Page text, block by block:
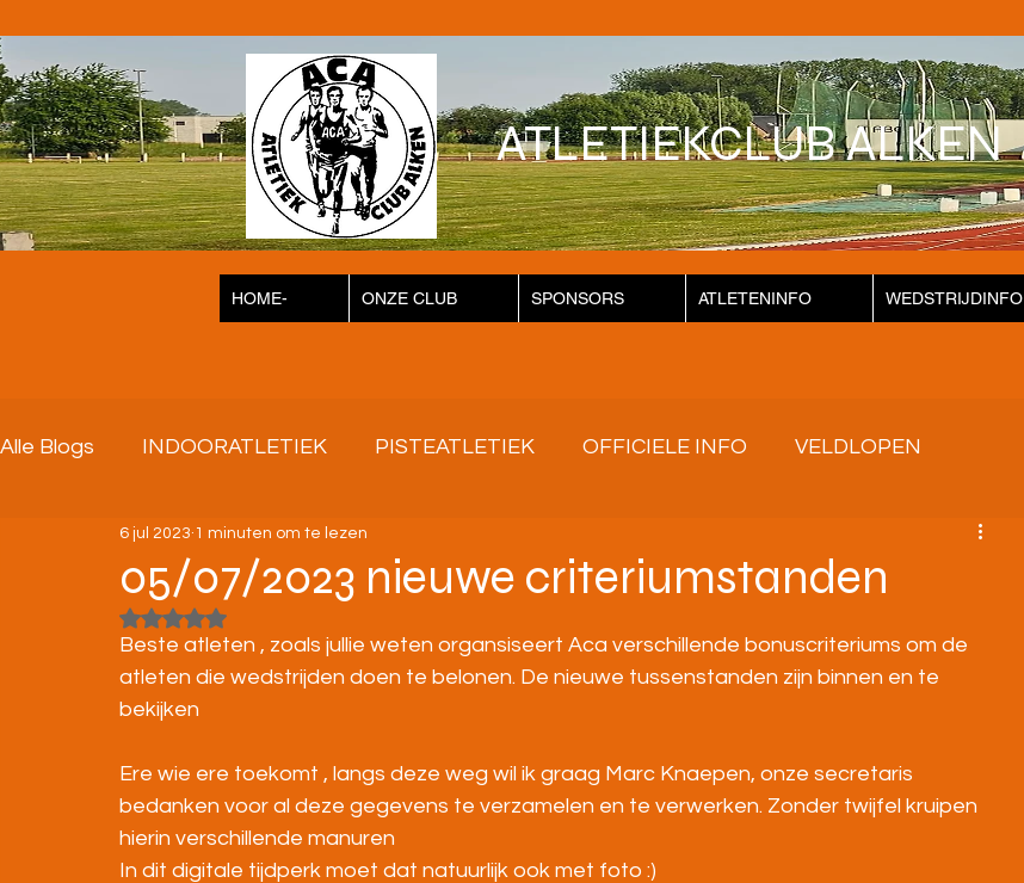
ATLETIEKCLUB ALKEN
HOME- ONZE CLUB SPONSORS ATLETENINFO WEDSTRIJDINFO
Alle Blogs INDOORATLETIEK PISTEATLETIEK OFFICIELE INFO VELDLOPEN
STRATENLOPEN JEUGD/ONDERBOUW
KAMPIOENSCHAPPEN
05/07/2023 nieuwe criteriumstanden
6 jul 2023 1 minuten om te lezen
Beoordeeld met NaN uit 5 sterren.
Beste atleten , zoals jullie weten organsiseert Aca verschillende bonuscriteriums om de
atleten die wedstrijden doen te belonen. De nieuwe tussenstanden zijn binnen en te
bekijken
Ere wie ere toekomt , langs deze weg wil ik graag Marc Knaepen, onze secretaris
bedanken voor al deze gegevens te verzamelen en te verwerken. Zonder twijfel kruipen
hierin verschillende manuren
In dit digitale tijdperk moet dat natuurlijk ook met foto :)